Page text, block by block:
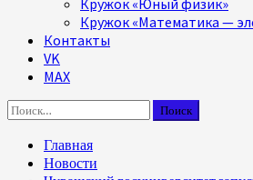
Кружок «Юный физик»
Кружок «Математика —
Контакты
VK
MAX
Найти:
Главная
Новости